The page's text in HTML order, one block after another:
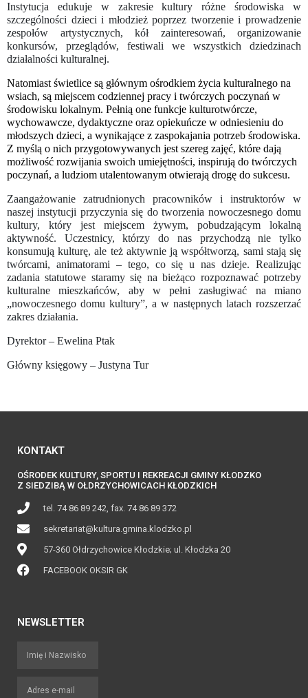
Instytucja edukuje w zakresie kultury różne środowiska w
szczególności dzieci i młodzież poprzez tworzenie i prowadzenie
zespołów artystycznych, kół zainteresowań, organizowanie
konkursów, przeglądów, festiwali we wszystkich dziedzinach
działalności kulturalnej.
Natomiast świetlice są głównym ośrodkiem życia kulturalnego na
wsiach, są miejscem codziennej pracy i twórczych poczynań w
środowisku lokalnym. Pełnią one funkcje kulturotwórcze,
wychowawcze, dydaktyczne oraz opiekuńcze w odniesieniu do
młodszych dzieci, a wynikające z zaspokajania potrzeb środowiska.
Z myślą o nich przygotowywanych jest szereg zajęć, które dają
możliwość rozwijania swoich umiejętności, inspirują do twórczych
poczynań, a ludziom utalentowanym otwierają drogę do sukcesu.
Zaangażowanie zatrudnionych pracowników i instruktorów w
naszej instytucji przyczynia się do tworzenia nowoczesnego domu
kultury, który jest miejscem żywym, pobudzającym lokalną
aktywność. Uczestnicy, którzy do nas przychodzą nie tylko
konsumują kulturę, ale też aktywnie ją współtworzą, sami stają się
twórcami, animatorami – tego, co się u nas dzieje. Realizując
zadania statutowe staramy się na bieżąco rozpoznawać potrzeby
kulturalne mieszkańców, aby w pełni zasługiwać na miano
„nowoczesnego domu kultury”, a w następnych latach rozszerzać
zakres działania.
Dyrektor – Ewelina Ptak
Główny księgowy – Justyna Tur
KONTAKT
OŚRODEK KULTURY, SPORTU I REKREACJI GMINY KŁODZKO
Z SIEDZIBĄ W OŁDRZYCHOWICACH KŁODZKICH
tel. 74 86 89 242, fax. 74 86 89 372
sekretariat@kultura.gmina.klodzko.pl
57-360 Ołdrzychowice Kłodzkie; ul. Kłodzka 20
FACEBOOK OKSIR GK
NEWSLETTER